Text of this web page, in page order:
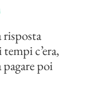
c’era,
poi